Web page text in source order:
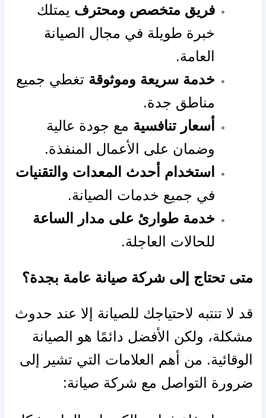
فريق متخصص ومحترف يمتلك
خبرة طويلة في مجال الصيانة
العامة.
خدمة سريعة وموثوقة تغطي جميع
مناطق جدة.
أسعار تنافسية مع جودة عالية
وضمان على الأعمال المنفذة.
استخدام أحدث المعدات والتقنيات
في جميع خدمات الصيانة.
خدمة طوارئ على مدار الساعة
للحالات العاجلة.
متى تحتاج إلى شركة صيانة عامة بجدة؟
قد لا تنتبه لاحتياجك للصيانة إلا عند حدوث
مشكلة، ولكن الأفضل دائمًا هو الصيانة
الوقائية. من أهم العلامات التي تشير إلى
ضرورة التواصل مع شركة صيانة: